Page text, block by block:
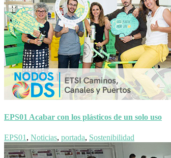
EPS01 Acabar con los plásticos de un solo uso
EPS01 , Noticias, portada, Sostenibilidad